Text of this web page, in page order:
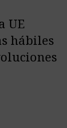
UE
hábiles